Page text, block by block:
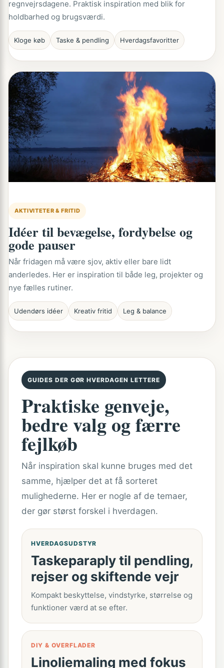
regnvejrsdagene. Praktisk inspiration med blik for
holdbarhed og brugsværdi.
Kloge køb Taske & pendling Hverdagsfavoritter
AKTIVITETER & FRITID
Idéer til bevægelse, fordybelse og
gode pauser
Når fridagen må være sjov, aktiv eller bare lidt
anderledes. Her er inspiration til både leg, projekter og
nye fælles rutiner.
Udendørs idéer Kreativ fritid Leg & balance
GUIDES DER GØR HVERDAGEN LETTERE
Praktiske genveje,
bedre valg og færre
fejlkøb
Når inspiration skal kunne bruges med det
samme, hjælper det at få sorteret
mulighederne. Her er nogle af de temaer,
der gør størst forskel i hverdagen.
HVERDAGSUDSTYR
Taskeparaply til pendling,
rejser og skiftende vejr
Kompakt beskyttelse, vindstyrke, størrelse og
funktioner værd at se efter.
DIY & OVERFLADER
Linoliemaling med fokus